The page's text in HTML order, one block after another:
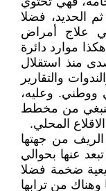
الحديد، فضلا
علاج أمراض
موارد دائرة
منذ استقلال
والتقارير
ووطني. وعليه،
ينبغي من مخطط
المحلي.
من جهتها
عنها بحوالي
ضخمة فضلا
من ترابها